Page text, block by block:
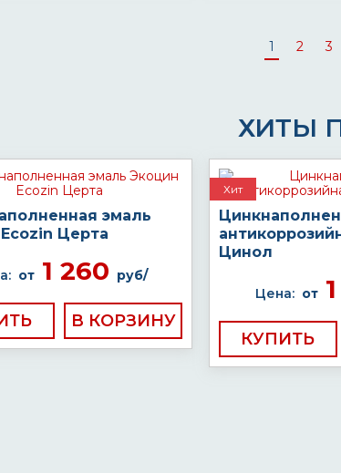
1 2 3
ХИТЫ
эмаль
Церта
от1 260 руб/
Хит
Цинол
Цена: от1
КУПИТЬ